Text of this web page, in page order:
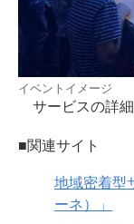
イベントイメージ
サービスの詳
■関連サイト
地域密着型
ーネ）」